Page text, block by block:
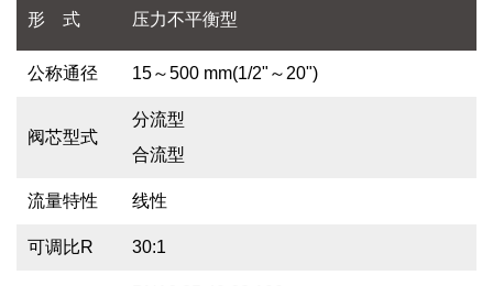
形 式 压力不平衡型
公称通径 15～500 mm(1/2"～20")
阀芯型式
分流型
合流型
流量特性 线性
可调比R 30:1